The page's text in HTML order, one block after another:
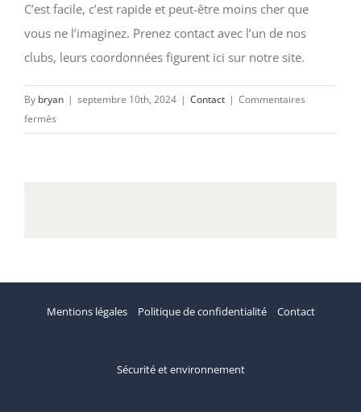
C’est facile, c’est rapide et peut-être moins cher que
vous ne l’imaginez. Prenez contact avec l’un de nos
clubs, leurs coordonnées figurent ici sur notre site.
By bryan | septembre 10th, 2024 | Contact | Commentaires
fermés
Comment
Sécurité et environnement
Mentions légales Politique de confidentialité Contact